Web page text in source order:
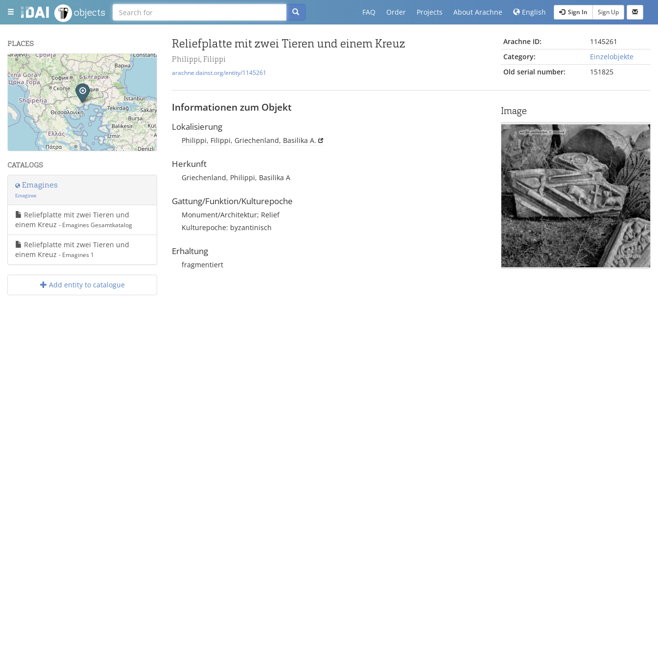
objects FAQ Order Projects About Arachne English Sign In Sign Up
PLACES
+
−
Leaflet| Maps and Data ©OpenStreetMap.
CATALOGS
Emagines
Emagines
Reliefplatte mit zwei Tieren und
einem Kreuz - Emagines Gesamtkatalog
Reliefplatte mit zwei Tieren und
einem Kreuz - Emagines 1
Add entity to catalogue
Reliefplatte mit zwei Tieren und einem Kreuz
Philippi, Filippi
arachne.dainst.org/entity/1145261
Arachne ID:
1145261
Category:
Einzelobjekte
Old serial number:
151825
Informationen zum Objekt
Lokalisierung
Philippi, Filippi, Griechenland, Basilika A.
Herkunft
Griechenland, Philippi, Basilika A
Gattung/Funktion/Kulturepoche
Monument/Architektur; Relief
Kulturepoche: byzantinisch
Erhaltung
fragmentiert
Image